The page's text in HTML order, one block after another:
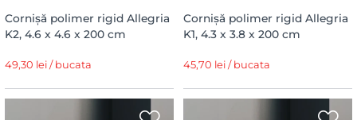
Cornișă polimer rigid Allegria
K2, 4.6 x 4.6 x 200 cm
49,30 lei / bucata
Cornișă polimer rigid Allegria
K1, 4.3 x 3.8 x 200 cm
45,70 lei / bucata